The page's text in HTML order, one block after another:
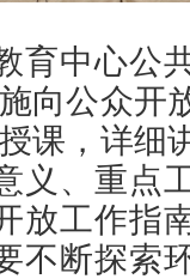
中心公
向公众开
课，详细
义、重点
放工作指
不断探索